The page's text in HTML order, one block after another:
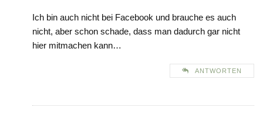
Ich bin auch nicht bei Facebook und brauche es auch
nicht, aber schon schade, dass man dadurch gar nicht
hier mitmachen kann…
ANTWORTEN